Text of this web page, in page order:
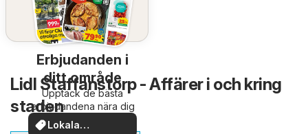
Erbjudanden i
ditt område
Upptäck de bästa
erbjudandena nära dig
Lokala
Lidl Staffanstorp - Affärer i och kring
staden